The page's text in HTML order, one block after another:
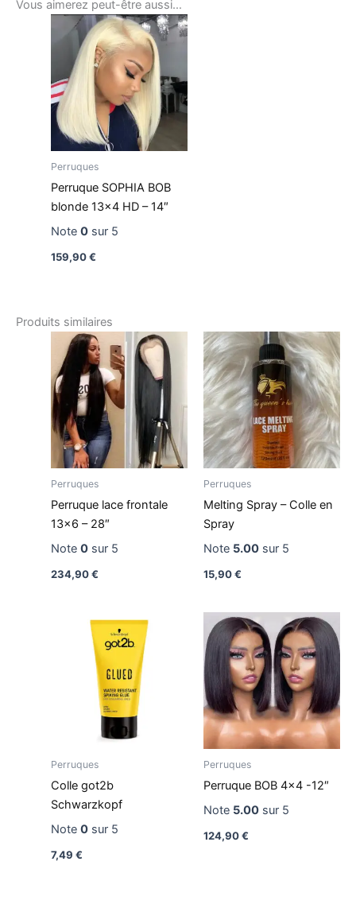
Vous aimerez peut-être aussi…
Perruques
Perruque SOPHIA BOB
blonde 13×4 HD – 14″
Note 0sur 5
159,90€
Produits similaires
Perruques
Perruque lace frontale
13×6 – 28″
Note 0sur 5
234,90€
Perruques
Melting Spray – Colle en
Spray
Note 5.00sur 5
15,90€
Perruques
Colle got2b
Schwarzkopf
Note 0sur 5
7,49 €
Perruques
Perruque BOB 4×4 -12″
Note 5.00sur 5
124,90€